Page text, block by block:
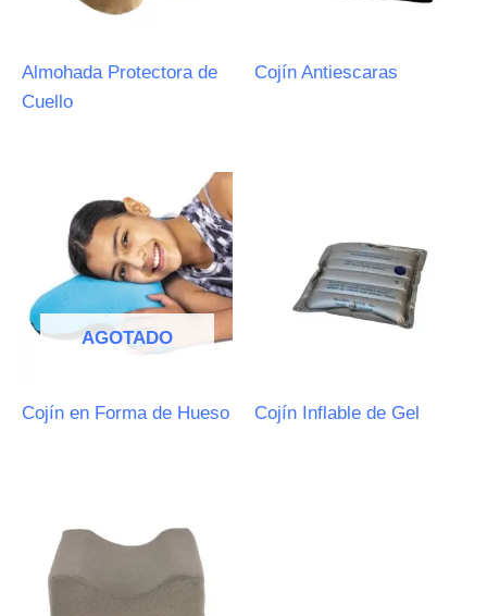
Almohada Protectora de
Cuello
Cojín Antiescaras
AGOTADO
Cojín en Forma de Hueso Cojín Inflable de Gel